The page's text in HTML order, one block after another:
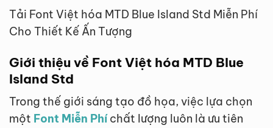
Tải Font Việt hóa MTD Blue Island Std Miễn Phí
Cho Thiết Kế Ấn Tượng
Giới thiệu về Font Việt hóa MTD Blue
Island Std
Trong thế giới sáng tạo đồ họa, việc lựa chọn
một Font Miễn Phíchất lượng luôn là ưu tiên